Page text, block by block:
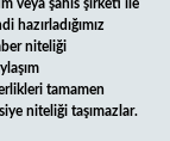
veya şahıs şirketi ile
hazırladığımız
niteliği
tamamen
niteliği taşımazlar.